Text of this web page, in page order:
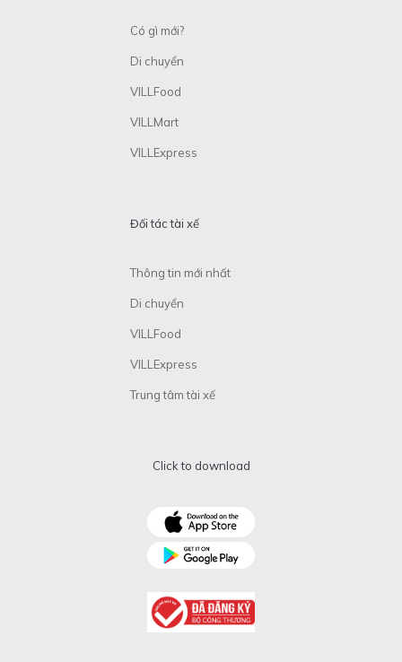
Có gì mới?
Di chuyển
VILLFood
VILLMart
VILLExpress
Đối tác tài xế
Thông tin mới nhất
Di chuyển
VILLFood
VILLExpress
Trung tâm tài xế
Click to download